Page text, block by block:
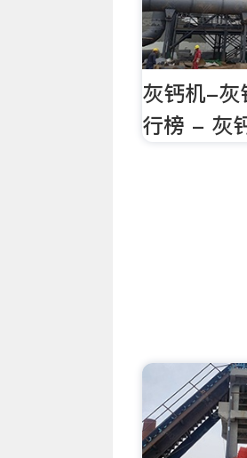
灰钙机-灰
行榜 - 灰